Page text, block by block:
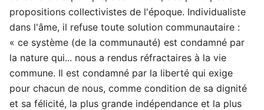
propositions collectivistes de l'époque. Individualiste
dans l'âme, il refuse toute solution communautaire :
« ce système (de la communauté) est condamné par
la nature qui... nous a rendus réfractaires à la vie
commune. Il est condamné par la liberté qui exige
pour chacun de nous, comme condition de sa dignité
et sa félicité, la plus grande indépendance et la plus